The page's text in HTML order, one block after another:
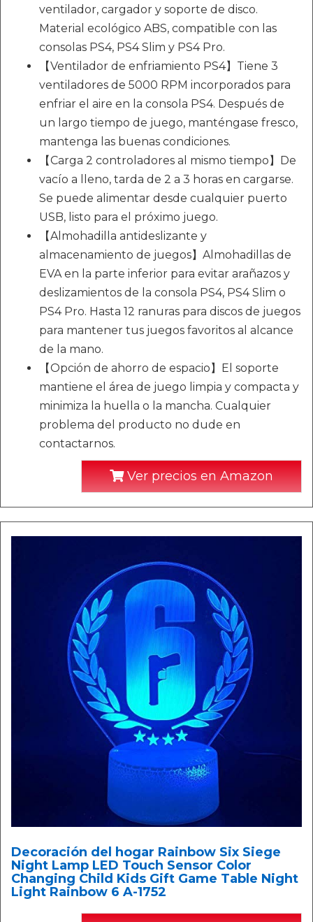
ventilador, cargador y soporte de disco.
Material ecológico ABS, compatible con las
consolas PS4, PS4 Slim y PS4 Pro.
【Ventilador de enfriamiento PS4】Tiene 3
ventiladores de 5000 RPM incorporados para
enfriar el aire en la consola PS4. Después de
un largo tiempo de juego, manténgase fresco,
mantenga las buenas condiciones.
【Carga 2 controladores al mismo tiempo】De
vacío a lleno, tarda de 2 a 3 horas en cargarse.
Se puede alimentar desde cualquier puerto
USB, listo para el próximo juego.
【Almohadilla antideslizante y
almacenamiento de juegos】Almohadillas de
EVA en la parte inferior para evitar arañazos y
deslizamientos de la consola PS4, PS4 Slim o
PS4 Pro. Hasta 12 ranuras para discos de juegos
para mantener tus juegos favoritos al alcance
de la mano.
【Opción de ahorro de espacio】El soporte
mantiene el área de juego limpia y compacta y
minimiza la huella o la mancha. Cualquier
problema del producto no dude en
contactarnos.
Ver precios en Amazon
Decoración del hogar Rainbow Six Siege
Night Lamp LED Touch Sensor Color
Changing Child Kids Gift Game Table Night
Light Rainbow 6 A-1752